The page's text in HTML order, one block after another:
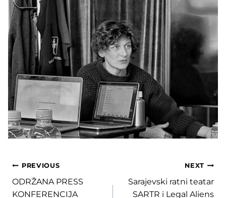
Post
navigation
PREVIOUS
ODRŽANA PRESS
KONFERENCIJA
NEXT
Sarajevski ratni teatar
SARTR i Legal Aliens